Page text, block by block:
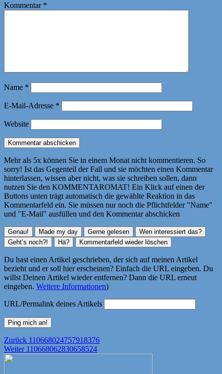
Kommentar *
Name *
E-Mail-Adresse *
Website
Mehr als 5x können Sie in einem Monat nicht kommentieren. So
sorry! Ist das Gegenteil der Fall und sie möchten einen Kommentar
hinterlassen, wissen aber nicht, was sie schreiben sollen, dann
nutzen Sie den KOMMENTAROMAT! Ein Klick auf einen der
Buttons unten trägt automatisch die gewählte Reaktion in das
Kommentarfeld ein. Sie müssen nur noch die Pflichtfelder "Name"
und "E-Mail" ausfüllen und den Kommentar abschicken
Du hast einen Artikel geschrieben, der sich auf meinen Artikel
bezieht und er soll hier erscheinen? Einfach die URL eingeben. Du
willst Deinen Artikel wieder entfernen? Dann die URL erneut
eingeben. Weitere Informationen)
URL/Permalink deines Artikels
Beitragsnavigation
Zurück Vorheriger
Beitrag:
110668024757918376
Weiter Nächster
110668062830658524